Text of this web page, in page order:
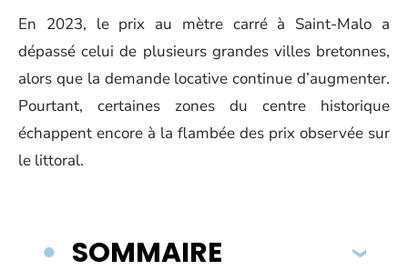
En 2023, le prix au mètre carré à Saint-Malo a
dépassé celui de plusieurs grandes villes bretonnes,
alors que la demande locative continue d’augmenter.
Pourtant, certaines zones du centre historique
échappent encore à la flambée des prix observée sur
le littoral.
SOMMAIRE